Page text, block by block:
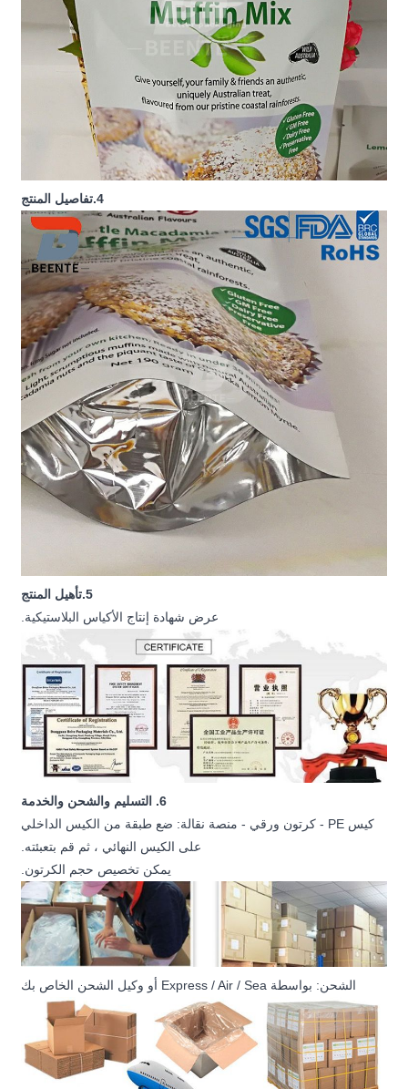
4.تفاصيل المنتج
5.تأهيل المنتج
عرض شهادة إنتاج الأكياس البلاستيكية.
6. التسليم والشحن والخدمة
كيس PE - كرتون ورقي - منصة نقالة: ضع طبقة من الكيس الداخلي
على الكيس النهائي ، ثم قم بتعبئته.
يمكن تخصيص حجم الكرتون.
الشحن: بواسطة Express / Air / Sea أو وكيل الشحن الخاص بك